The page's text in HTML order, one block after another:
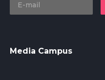
Media Campus